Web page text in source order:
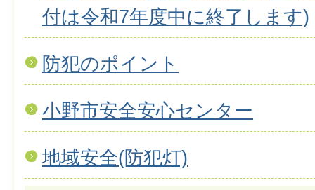
付は令和7年度中に終了します)
防犯のポイント
小野市安全安心センター
地域安全(防犯灯)